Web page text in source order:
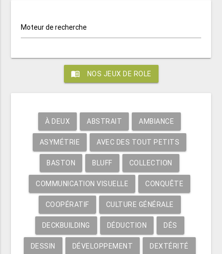
Moteur de recherche
menu_book NOS JEUX DE ROLE
À DEUX ABSTRAIT AMBIANCE
ASYMÉTRIE AVEC DES TOUT PETITS
BASTON BLUFF COLLECTION
COMMUNICATION VISUELLE CONQUÊTE
COOPÉRATIF CULTURE GÉNÉRALE
DECKBUILDING DÉDUCTION DÉS
DESSIN DÉVELOPPEMENT DEXTÉRITÉ